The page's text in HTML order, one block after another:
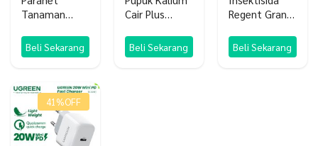
Tanaman
Nylon
Beli Sekarang
Cair Plus
Beli Sekarang
Regent Granul
Beli Sekarang
41%OFF